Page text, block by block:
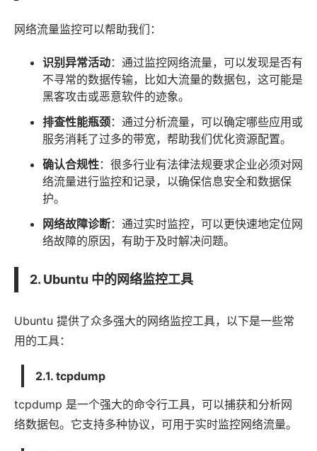
网络流量监控可以帮助我们：
识别异常活动：通过监控网络流量，可以发现是否有
不寻常的数据传输，比如大流量的数据包，这可能是
黑客攻击或恶意软件的迹象。
排查性能瓶颈：通过分析流量，可以确定哪些应用或
服务消耗了过多的带宽，帮助我们优化资源配置。
确认合规性：很多行业有法律法规要求企业必须对网
络流量进行监控和记录，以确保信息安全和数据保
护。
网络故障诊断：通过实时监控，可以更快速地定位网
络故障的原因，有助于及时解决问题。
2. Ubuntu 中的网络监控工具
Ubuntu 提供了众多强大的网络监控工具，以下是一些常
用的工具：
2.1. tcpdump
tcpdump 是一个强大的命令行工具，可以捕获和分析网
络数据包。它支持多种协议，可用于实时监控网络流量。